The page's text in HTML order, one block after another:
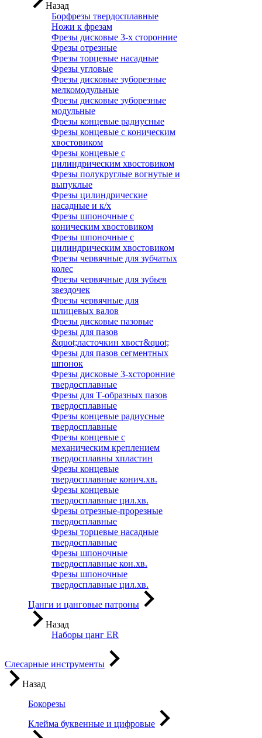
Назад
Борфрезы твердосплавные
Ножи к фрезам
Фрезы дисковые 3-х сторонние
Фрезы отрезные
Фрезы торцевые насадные
Фрезы угловые
Фрезы дисковые зуборезные
мелкомодульные
Фрезы дисковые зуборезные
модульные
Фрезы концевые радиусные
Фрезы концевые с коническим
хвостовиком
Фрезы концевые с
цилиндрическим хвостовиком
Фрезы полукруглые вогнутые и
выпуклые
Фрезы цилиндрические
насадные и к/х
Фрезы шпоночные с
коническим хвостовиком
Фрезы шпоночные с
цилиндрическим хвостовиком
Фрезы червячные для зубчатых
колес
Фрезы червячные для зубьев
звездочек
Фрезы червячные для
шлицевых валов
Фрезы дисковые пазовые
Фрезы для пазов
&quot;ласточкин хвост&quot;
Фрезы для пазов сегментных
шпонок
Фрезы дисковые 3-хсторонние
твердосплавные
Фрезы для Т-образных пазов
твердосплавные
Фрезы концевые радиусные
твердосплавные
Фрезы концевые с
механическим креплением
твердосплавны хпластин
Фрезы концевые
твердосплавные конич.хв.
Фрезы концевые
твердосплавные цил.хв.
Фрезы отрезные-прорезные
твердосплавные
Фрезы торцевые насадные
твердосплавные
Фрезы шпоночные
твердосплавные кон.хв.
Фрезы шпоночные
твердосплавные цил.хв.
Цанги и цанговые патроны
Назад
Наборы цанг ER
Слесарные инструменты
Назад
Бокорезы
Клейма буквенные и цифровые